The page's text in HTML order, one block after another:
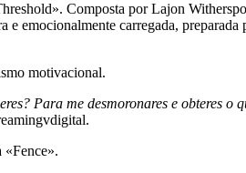
Composta por Lajon
carregada, preparada
motivacional.
Para me desmoronares e obteres o
«Fence».